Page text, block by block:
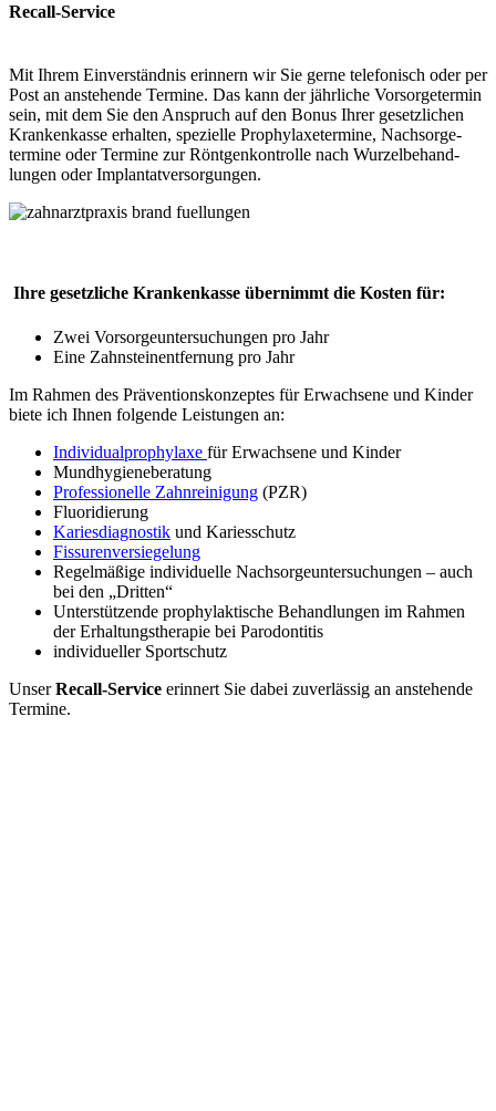
Recall-Service
Mit Ihrem Ein­ver­ständ­nis erinnern wir Sie gerne tele­fonisch oder per
Post an an­ste­hende Termine. Das kann der jährliche Vor­sor­ge­termin
sein, mit dem Sie den Anspruch auf den Bonus Ihrer gesetz­lichen
Kranken­kasse erhalten, spezielle Prophylaxe­termine, Nach­sorge­
termine oder Termine zur Rönt­gen­kontrolle nach Wurzel­behand­
lungen oder Implan­tat­versorgungen.
Ihre gesetzliche Krankenkasse übernimmt die Kosten für:
Zwei Vorsorge­unter­suchungen pro Jahr
Eine Zahnsteinentfernung pro Jahr
Im Rahmen des Präventionskonzeptes für Erwachsene und Kinder
biete ich Ihnen folgende Leistungen an:
Individualprophylaxe für Erwachsene und Kinder
Mundhygieneberatung
Professionelle Zahnreinigung (PZR)
Fluoridierung
Kariesdiagnostik und Kariesschutz
Fissurenversiegelung
Regelmäßige individuelle Nachsorgeuntersuchungen – auch
bei den „Dritten“
Unterstützende prophylaktische Behandlungen im Rahmen
der Erhaltungstherapie bei Parodontitis
individueller Sportschutz
UnserRecall-Service erinnert Sie dabei zuverlässig an anstehende
Termine.